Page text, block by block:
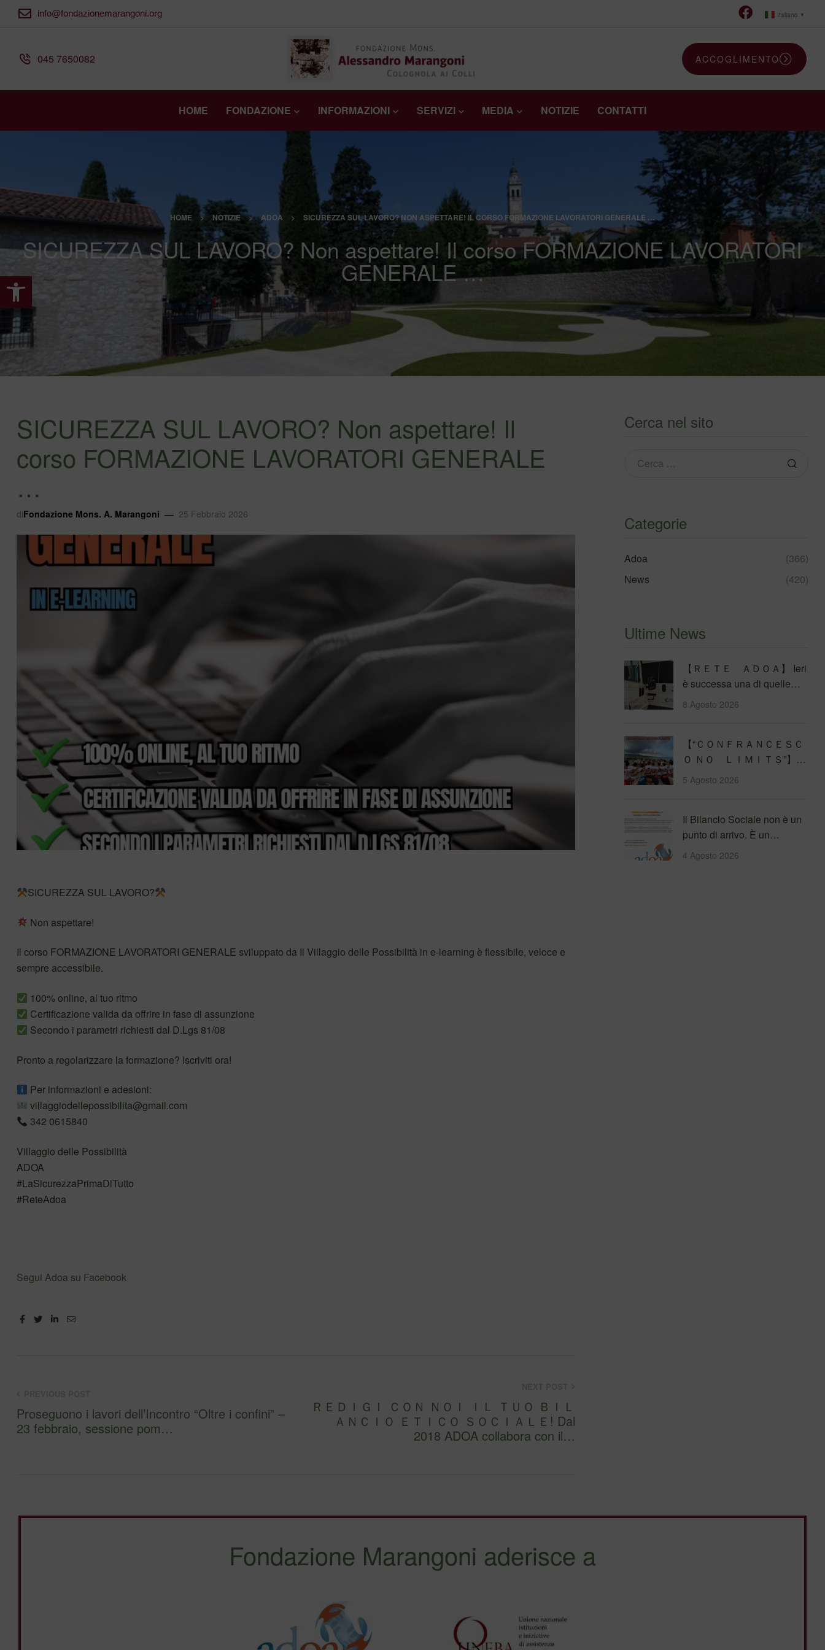
Apri la barra degli strumenti
info@fondazionemarangoni.org Italiano ▼
045 7650082 ACCOGLIMENTO
HOME FONDAZIONE INFORMAZIONI SERVIZI MEDIA NOTIZIE CONTATTI
HOME > NOTIZIE > ADOA > SICUREZZA SUL LAVORO? NON ASPETTARE! IL CORSO FORMAZIONE LAVORATORI GENERALE …
SICUREZZA SUL LAVORO? Non aspettare! Il corso FORMAZIONE LAVORATORI
GENERALE …
SICUREZZA SUL LAVORO? Non aspettare! Il
corso FORMAZIONE LAVORATORI GENERALE
…
diFondazione Mons. A. Marangoni 25 Febbraio 2026
SICUREZZA SUL LAVORO?
Non aspettare!
Il corso FORMAZIONE LAVORATORI GENERALE sviluppato da Il Villaggio delle Possibilità in e-learning è flessibile, veloce e
sempre accessibile.
100% online, al tuo ritmo
Certificazione valida da offrire in fase di assunzione
Secondo i parametri richiesti dal D.Lgs 81/08
Pronto a regolarizzare la formazione? Iscriviti ora!
Per informazioni e adesioni:
villaggiodellepossibilita@gmail.com
342 0615840
Villaggio delle Possibilità
ADOA
#LaSicurezzaPrimaDiTutto
#ReteAdoa
Segui Adoa su Facebook
FacebookTwitterLinkedin
Email
Proseguono i lavori dell’Incontro “Oltre i confini” –
23 febbraio, sessione pom…
ＲＥＤＩＧＩ ＣＯＮ ＮＯＩ ＩＬ ＴＵＯ ＢＩＬ
ＡＮＣＩＯ ＥＴＩＣＯ ＳＯＣＩＡＬＥ! Dal
2018 ADOA collabora con il…
Cerca nel sito
Categorie
Adoa
(366)
News
(420)
Ultime News
【 ＲＥＴＥ ＡＤＯＡ】 Ieri
è successa una di quelle
cose che ti rimettono in asse
con i…
8 Agosto 2026
【 “ＣＯＮＦＲＡＮＣＥＳＣ
Ｏ ＮＯ ＬＩＭＩＴＳ”】
Traversata dello Stretto di
Messina
5 Agosto 2026
Il Bilancio Sociale non è un
punto di arrivo. È un
percorso che genera
valore!…
4 Agosto 2026
Fondazione Marangoni aderisce a